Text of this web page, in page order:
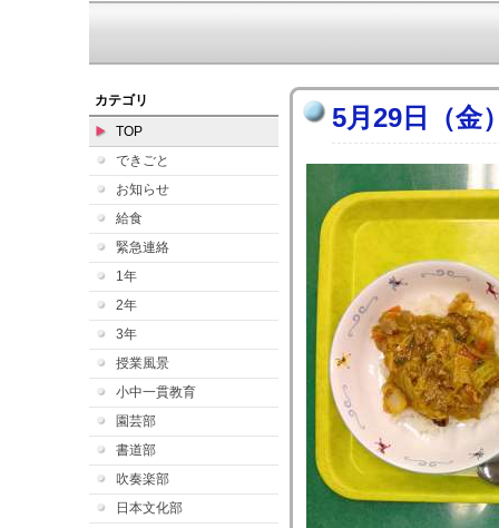
カテゴリ
TOP
できごと
お知らせ
給食
緊急連絡
1年
2年
3年
授業風景
小中一貫教育
園芸部
書道部
吹奏楽部
日本文化部
5月29日（金